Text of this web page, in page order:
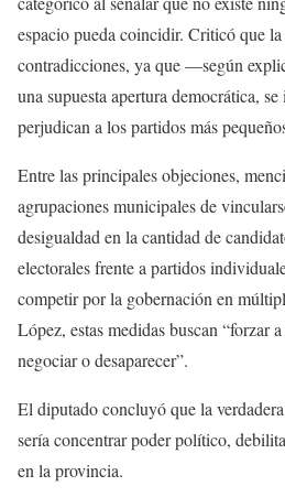
espacio pueda coincidir. Criticó que la
contradicciones, ya que —según
una supuesta apertura democrática,
perjudican a los partidos más
Entre las principales objeciones,
agrupaciones municipales de
desigualdad en la cantidad de
electorales frente a partidos
competir por la gobernación en
López, estas medidas buscan “forzar
negociar o desaparecer”.
El diputado concluyó que la
sería concentrar poder político,
en la provincia.